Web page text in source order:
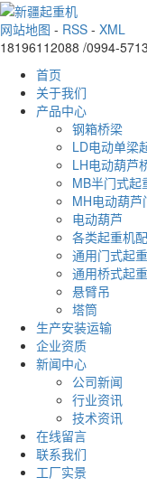
网站地图 - RSS - XML
18196112088 /0994-
首页
关于我们
产品中心
钢箱桥梁
LD电动单梁
LH电动葫芦
MB半门式起
MH电动葫
电动葫芦
各类起重机
通用门式起
通用桥式起
悬臂吊
塔筒
生产安装运输
企业资质
新闻中心
公司新闻
行业资讯
技术资讯
在线留言
联系我们
工厂实景